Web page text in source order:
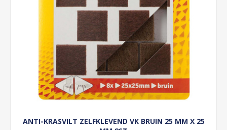
ANTI-KRASVILT ZELFKLEVEND VK BRUIN 25 MM X 25